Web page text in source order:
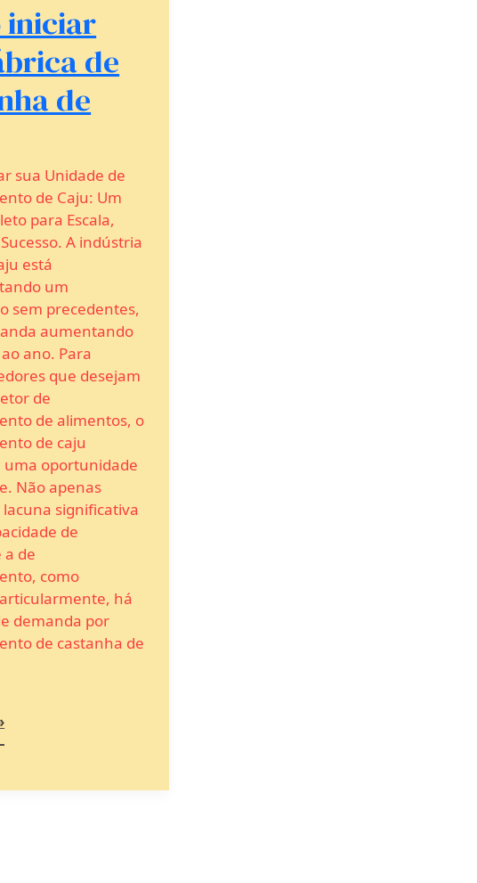
iniciar
de
de
sua Unidade de
de Caju: Um
para Escala,
A indústria
está
um
sem precedentes,
aumentando
ano. Para
que desejam
de
de alimentos, o
de caju
uma oportunidade
Não apenas
significativa
de
a de
como
há
demanda por
de castanha de